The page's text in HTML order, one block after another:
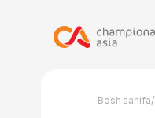
Bosh sahifa/